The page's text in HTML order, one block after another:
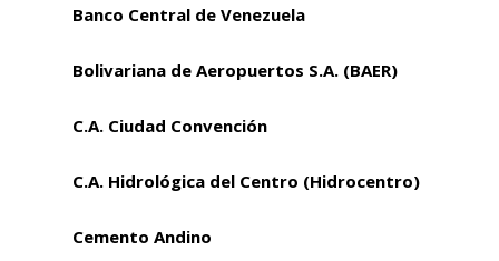
Banco Central de Venezuela
Bolivariana de Aeropuertos S.A. (BAER)
C.A. Ciudad Convención
C.A. Hidrológica del Centro (Hidrocentro)
Cemento Andino